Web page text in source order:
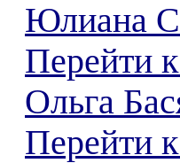
Юлиана
Перейти
Ольга
Перейти